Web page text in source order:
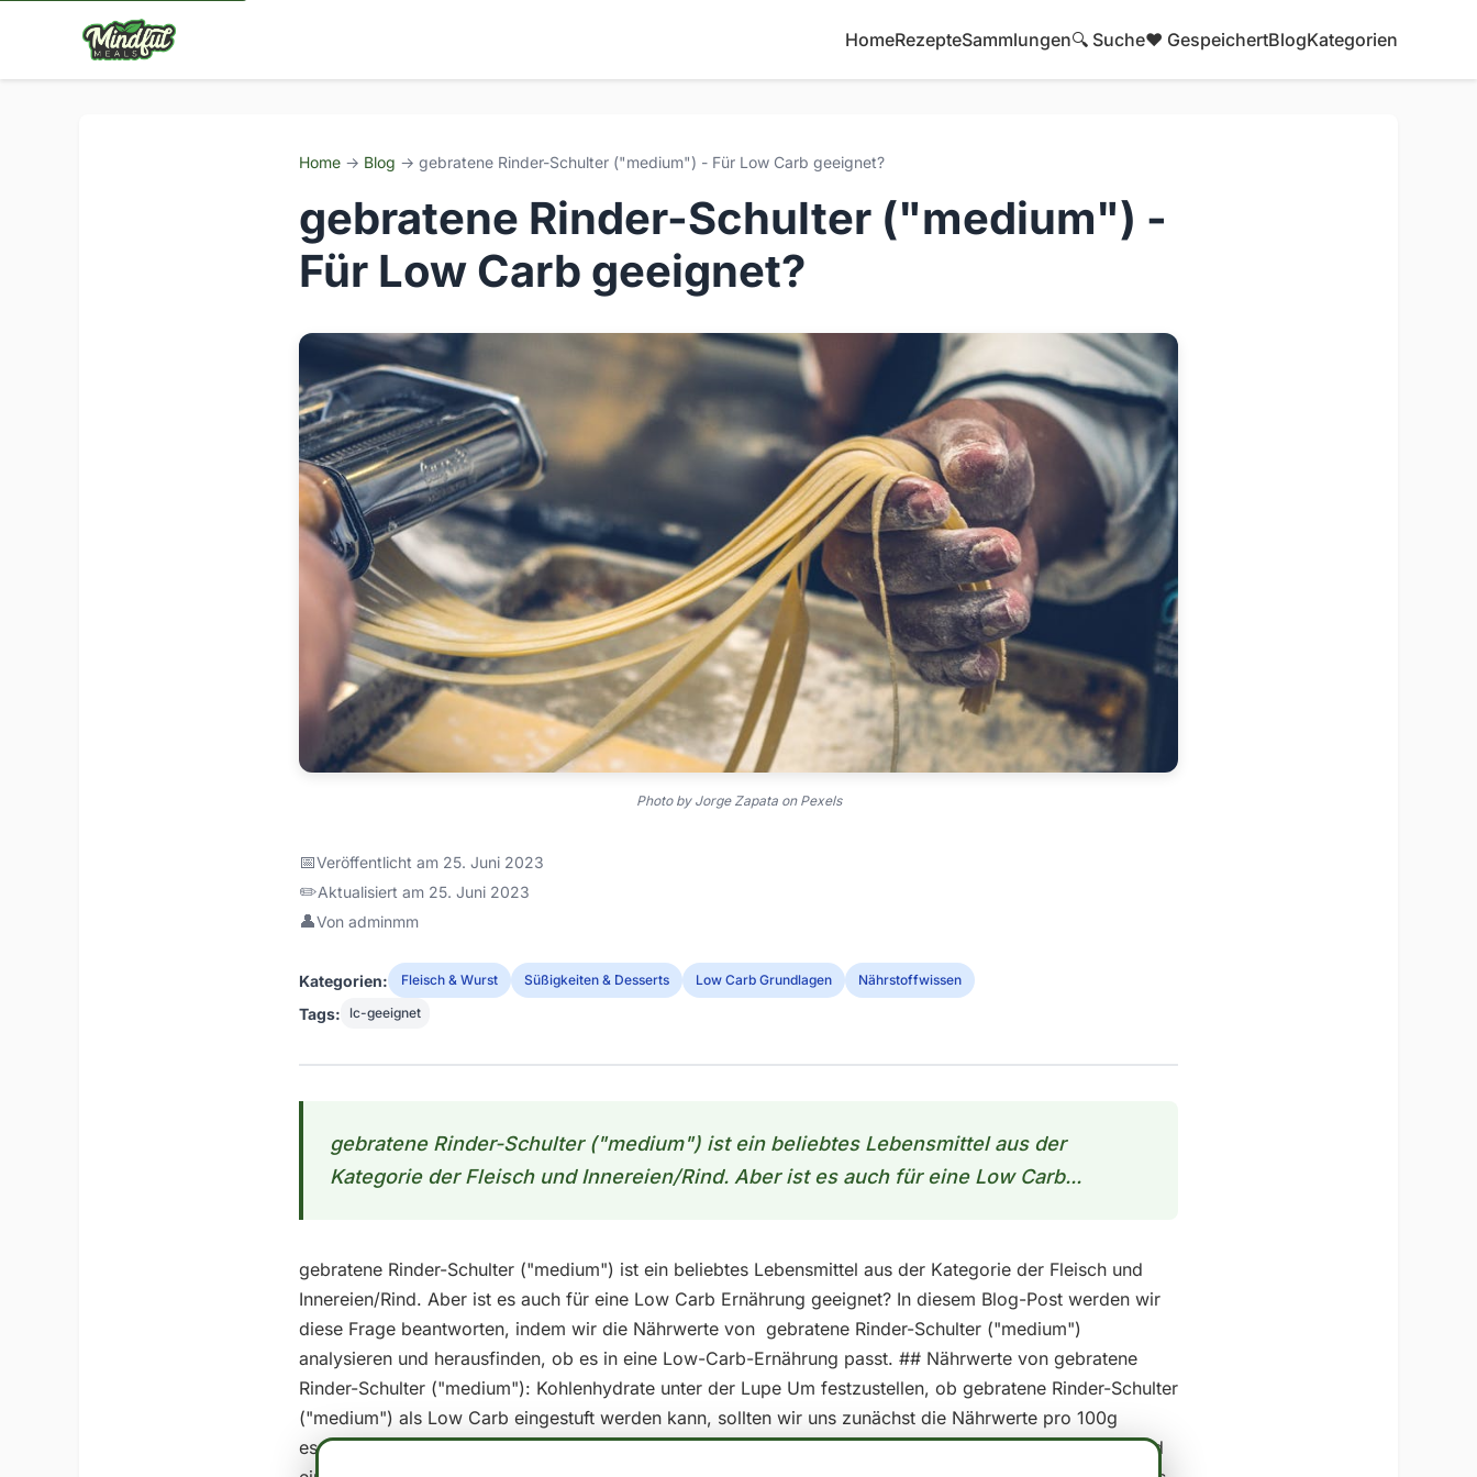
HomeRezepteSammlungen🔍 Suche❤️ GespeichertBlogKategorien
Home → Blog → gebratene Rinder-Schulter ("medium") - Für Low Carb geeignet?
gebratene Rinder-Schulter ("medium") -
Für Low Carb geeignet?
Photo by Jorge Zapata on Pexels
📅Veröffentlicht am 25. Juni 2023
✏️Aktualisiert am 25. Juni 2023
👤Von adminmm
Kategorien: Fleisch & Wurst Süßigkeiten & Desserts Low Carb Grundlagen Nährstoffwissen
Tags: lc-geeignet
gebratene Rinder-Schulter ("medium") ist ein beliebtes Lebensmittel aus der
Kategorie der Fleisch und Innereien/Rind. Aber ist es auch für eine Low Carb...
gebratene Rinder-Schulter ("medium") ist ein beliebtes Lebensmittel aus der Kategorie der Fleisch und
Innereien/Rind. Aber ist es auch für eine Low Carb Ernährung geeignet? In diesem Blog-Post werden wir
diese Frage beantworten, indem wir die Nährwerte von gebratene Rinder-Schulter ("medium")
analysieren und herausfinden, ob es in eine Low-Carb-Ernährung passt. ## Nährwerte von gebratene
Rinder-Schulter ("medium"): Kohlenhydrate unter der Lupe Um festzustellen, ob gebratene Rinder-Schulter
("medium") als Low Carb eingestuft werden kann, sollten wir uns zunächst die Nährwerte pro 100g
essbarer Anteil ansehen: - Kalorien: 146 - Fett: 3.6 - Kohlenhydrate: 0.0 - Protein: 28.5 In der Regel wird